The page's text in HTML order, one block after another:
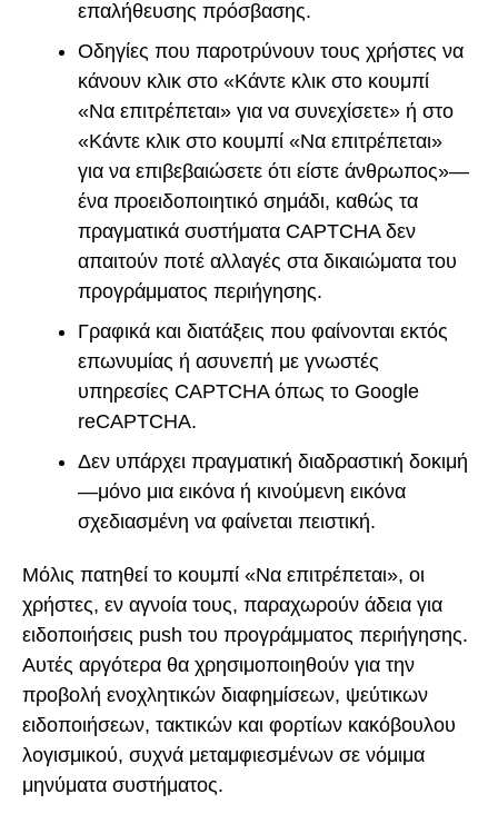
επαλήθευσης πρόσβασης.
Οδηγίες που παροτρύνουν τους χρήστες να
κάνουν κλικ στο «Κάντε κλικ στο κουμπί
«Να επιτρέπεται» για να συνεχίσετε» ή στο
«Κάντε κλικ στο κουμπί «Να επιτρέπεται»
για να επιβεβαιώσετε ότι είστε άνθρωπος»—
ένα προειδοποιητικό σημάδι, καθώς τα
πραγματικά συστήματα CAPTCHA δεν
απαιτούν ποτέ αλλαγές στα δικαιώματα του
προγράμματος περιήγησης.
Γραφικά και διατάξεις που φαίνονται εκτός
επωνυμίας ή ασυνεπή με γνωστές
υπηρεσίες CAPTCHA όπως το Google
reCAPTCHA.
Δεν υπάρχει πραγματική διαδραστική δοκιμή
—μόνο μια εικόνα ή κινούμενη εικόνα
σχεδιασμένη να φαίνεται πειστική.
Μόλις πατηθεί το κουμπί «Να επιτρέπεται», οι
χρήστες, εν αγνοία τους, παραχωρούν άδεια για
ειδοποιήσεις push του προγράμματος περιήγησης.
Αυτές αργότερα θα χρησιμοποιηθούν για την
προβολή ενοχλητικών διαφημίσεων, ψεύτικων
ειδοποιήσεων, τακτικών και φορτίων κακόβουλου
λογισμικού, συχνά μεταμφιεσμένων σε νόμιμα
μηνύματα συστήματος.